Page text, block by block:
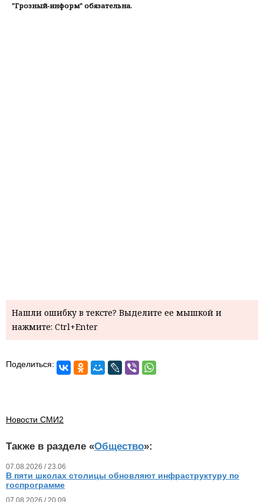
"Грозный-информ" обязательна.
Нашли ошибку в тексте? Выделите ее мышкой и
нажмите: Ctrl+Enter
Поделиться:
Новости СМИ2
Также в разделе «Общество»:
07.08.2026 / 23.06
В пяти школах столицы обновляют инфраструктуру по
госпрограмме
07.08.2026 / 20.09